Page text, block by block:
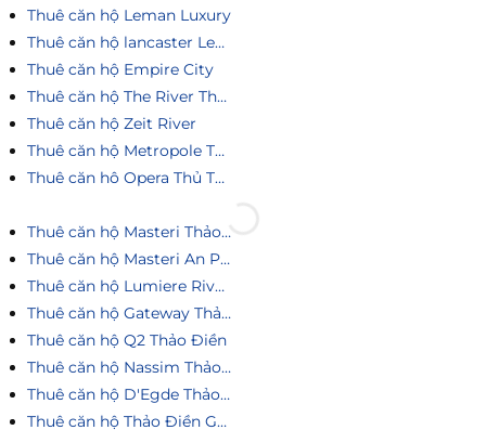
Thuê căn hộ Leman Luxury
Thuê căn hộ lancaster Legacy
Thuê căn hộ Empire City
Thuê căn hộ The River Thủ Thiêm
Thuê căn hộ Zeit River
Thuê căn hộ Metropole Thủ Thiêm
Thuê căn hô Opera Thủ Thiêm
Thuê căn hộ Masteri Thảo Điền
Thuê căn hộ Masteri An Phú
Thuê căn hộ Lumiere Riverside
Thuê căn hộ Gateway Thảo Điền
Thuê căn hộ Q2 Thảo Điền
Thuê căn hộ Nassim Thảo Điền
Thuê căn hộ D'Egde Thảo Điền
Thuê căn hộ Thảo Điền Green